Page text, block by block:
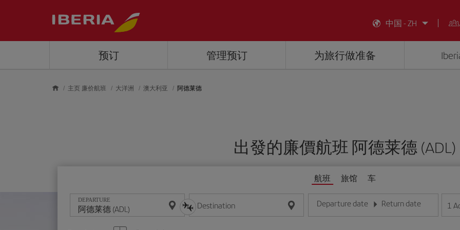
中国 - ZH
预订 管理预订 为旅行做准备
主页 廉价航班 大洋洲 澳大利亚 阿德莱德
出發的廉價航班 阿德莱德 (ADL)
航班 旅馆 车
DEPARTURE Destination Departure date
请输入日期，格式为日/月/年
Return date
请输入日期，格式为日/月/年
1